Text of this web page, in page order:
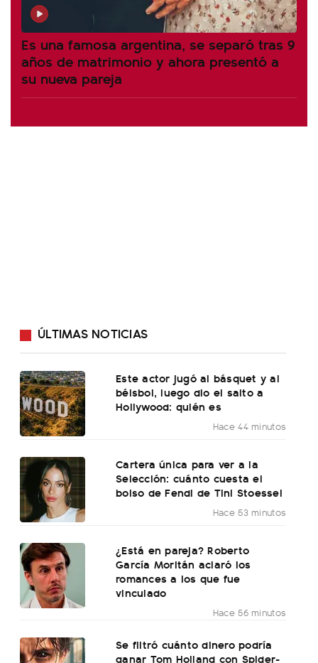
Es una famosa argentina, se separó tras 9
años de matrimonio y ahora presentó a
su nueva pareja
ÚLTIMAS NOTICIAS
Este actor jugó al básquet y al
béisbol, luego dio el salto a
Hollywood: quién es
Hace 44 minutos
Cartera única para ver a la
Selección: cuánto cuesta el
bolso de Fendi de Tini Stoessel
Hace 53 minutos
¿Está en pareja? Roberto
García Moritán aclaró los
romances a los que fue
vinculado
Hace 56 minutos
Se filtró cuánto dinero podría
ganar Tom Holland con Spider-